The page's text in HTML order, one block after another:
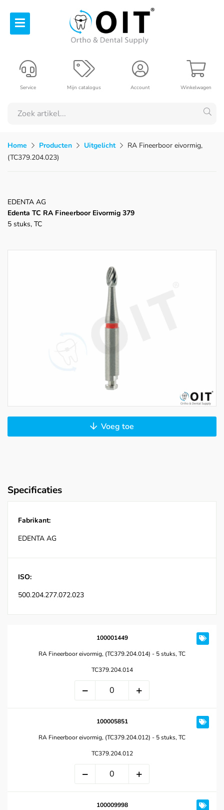
Winkelwagen
Account
Mijn catalogus
Service
Home Producten Uitgelicht
RA Fineerboor eivormig,
(TC379.204.023)
EDENTA AG
Edenta TC RA Fineerboor Eivormig 379
5 stuks, TC
Voeg toe
Specificaties
Fabrikant:
EDENTA AG
ISO:
500.204.277.072.023
100001449
RA Fineerboor eivormig, (TC379.204.014) - 5 stuks, TC
TC379.204.014
100005851
RA Fineerboor eivormig, (TC379.204.012) - 5 stuks, TC
TC379.204.012
100009998